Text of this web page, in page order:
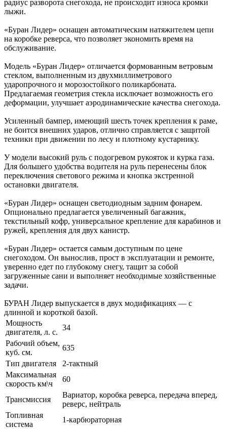
радиус разворота снегохода, не происходит износа кромки
лыжи.
«Буран Лидер» оснащен автоматическим натяжителем цепи
на коробке реверса, что позволяет экономить время на
обслуживание.
Модель «Буран Лидер» отличается формованным ветровым
стеклом, выполненным из двухмиллиметрового
ударопрочного и морозостойкого поликарбоната.
Предлагаемая геометрия стекла исключает возможность его
деформации, улучшает аэродинамические качества снегохода.
Усиленный бампер, имеющий шесть точек крепления к раме,
не боится внешних ударов, отлично справляется с защитой
техники при движении по лесу и плотному кустарнику.
У модели высокий руль с подогревом рукояток и курка газа.
Для большего удобства водителя на руль перенесены блок
переключения светового режима и кнопка экстренной
остановки двигателя.
«Буран Лидер» оснащен светодиодным задним фонарем.
Опционально предлагается увеличенный багажник,
текстильный кофр, универсальное крепление для карабинов и
ружей, крепления для двух канистр.
«Буран Лидер» остается самым доступным по цене
снегоходом. Он вынослив, прост в эксплуатации и ремонте,
уверенно едет по глубокому снегу, тащит за собой
загруженные сани и выполняет необходимые хозяйственные
задачи.
БУРАН Лидер выпускается в двух модификациях — с
длинной и короткой базой.
Мощность
двигателя, л. с.
34
Рабочий объем,
куб. см.
635
Тип двигателя
2-тактный
Максимальная
скорость км\ч
60
Трансмиссия
Вариатор, коробка реверса, передача вперед,
реверс, нейтраль
Топливная
система
1-карбюраторная